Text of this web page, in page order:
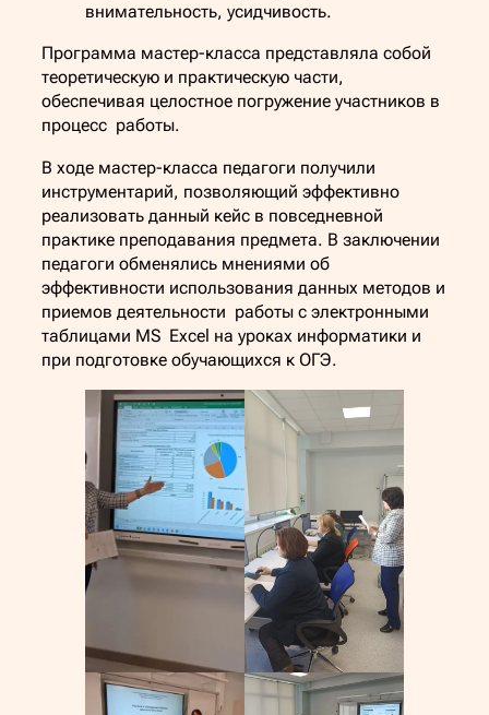
внимательность, усидчивость.
Программа мастер-класса представляла собой
теоретическую и практическую части,
обеспечивая целостное погружение участников в
процесс работы.
В ходе мастер-класса педагоги получили
инструментарий, позволяющий эффективно
реализовать данный кейс в повседневной
практике преподавания предмета. В заключении
педагоги обменялись мнениями об
эффективности использования данных методов и
приемов деятельности работы с электронными
таблицами MS Excel на уроках информатики и
при подготовке обучающихся к ОГЭ.